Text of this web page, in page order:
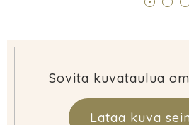
Sovita kuvataulua
Lataa kuva